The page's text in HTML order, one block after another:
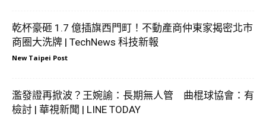
乾杯豪砸 1.7 億插旗西門町！不動產商仲東家揭密北市
商圈大洗牌 | TechNews 科技新報
New Taipei Post
濫發證再掀波？王婉諭：長期無人管 曲棍球協會：有
檢討 | 華視新聞 | LINE TODAY